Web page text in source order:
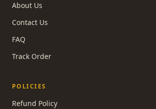
About Us
Contact Us
FAQ
Track Order
POLICIES
Refund Policy